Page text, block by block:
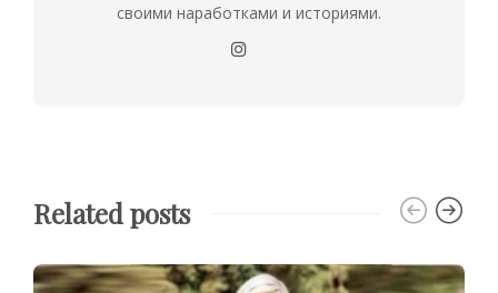
своими наработками и историями.
Related posts